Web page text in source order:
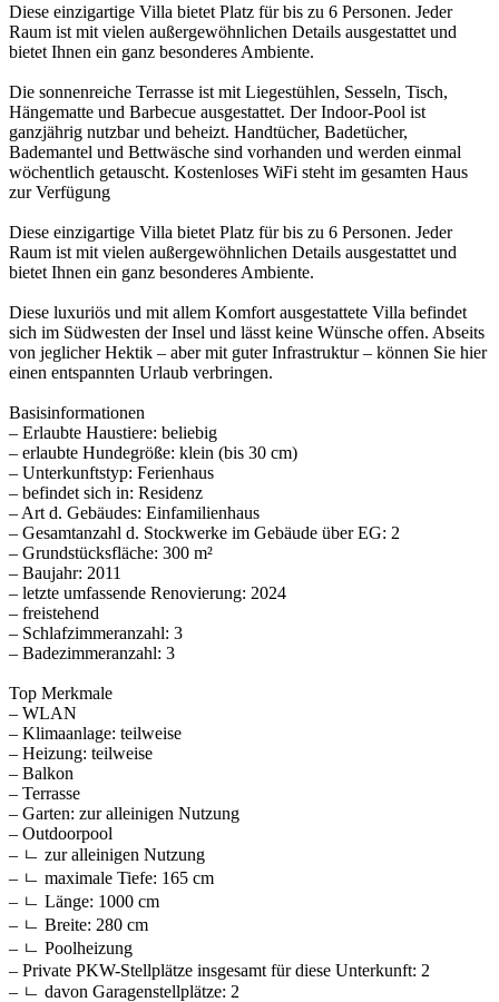
Diese einzigartige Villa bietet Platz für bis zu 6 Personen. Jeder
Raum ist mit vielen außergewöhnlichen Details ausgestattet und
bietet Ihnen ein ganz besonderes Ambiente.
Die sonnenreiche Terrasse ist mit Liegestühlen, Sesseln, Tisch,
Hängematte und Barbecue ausgestattet. Der Indoor-Pool ist
ganzjährig nutzbar und beheizt. Handtücher, Badetücher,
Bademantel und Bettwäsche sind vorhanden und werden einmal
wöchentlich getauscht. Kostenloses WiFi steht im gesamten Haus
zur Verfügung
Diese einzigartige Villa bietet Platz für bis zu 6 Personen. Jeder
Raum ist mit vielen außergewöhnlichen Details ausgestattet und
bietet Ihnen ein ganz besonderes Ambiente.
Diese luxuriös und mit allem Komfort ausgestattete Villa befindet
sich im Südwesten der Insel und lässt keine Wünsche offen. Abseits
von jeglicher Hektik – aber mit guter Infrastruktur – können Sie hier
einen entspannten Urlaub verbringen.
Basisinformationen
– Erlaubte Haustiere: beliebig
– erlaubte Hundegröße: klein (bis 30 cm)
– Unterkunftstyp: Ferienhaus
– befindet sich in: Residenz
– Art d. Gebäudes: Einfamilienhaus
– Gesamtanzahl d. Stockwerke im Gebäude über EG: 2
– Grundstücksfläche: 300 m²
– Baujahr: 2011
– letzte umfassende Renovierung: 2024
– freistehend
– Schlafzimmeranzahl: 3
– Badezimmeranzahl: 3
Top Merkmale
– WLAN
– Klimaanlage: teilweise
– Heizung: teilweise
– Balkon
– Terrasse
– Garten: zur alleinigen Nutzung
– Outdoorpool
– ㄴ zur alleinigen Nutzung
– ㄴ maximale Tiefe: 165 cm
– ㄴ Länge: 1000 cm
– ㄴ Breite: 280 cm
– ㄴ Poolheizung
– Private PKW-Stellplätze insgesamt für diese Unterkunft: 2
– ㄴ davon Garagenstellplätze: 2